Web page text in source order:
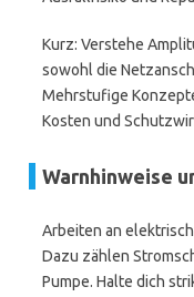
Kurz: Verstehe
sowohl die
Mehrstufige
Kosten und
Warnhinweise
Arbeiten an
Dazu zählen
Pumpe. Halte dich